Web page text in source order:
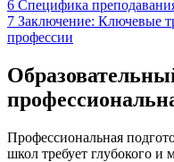
6 Специфика
7 Заключение: Ключевые
профессии
Профессиональная
школ требует глубокого и